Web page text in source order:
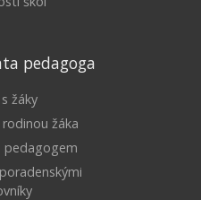
pedagoga
žáky
žáka
pedagogem